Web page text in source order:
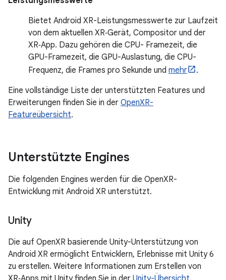
Bietet Android XR-Leistungsmesswerte zur Laufzeit
von dem aktuellen XR‑Gerät, Compositor und der
XR‑App. Dazu gehören die CPU- Framezeit, die
GPU-Framezeit, die GPU-Auslastung, die CPU-
Frequenz, die Frames pro Sekunde und mehr
.
Eine vollständige Liste der unterstützten Features und
Erweiterungen finden Sie in der OpenXR-
Featureübersicht.
Unterstützte Engines
Die folgenden Engines werden für die OpenXR-
Entwicklung mit Android XR unterstützt.
Unity
Die auf OpenXR basierende Unity-Unterstützung von
Android XR ermöglicht Entwicklern, Erlebnisse mit Unity 6
zu erstellen. Weitere Informationen zum Erstellen von